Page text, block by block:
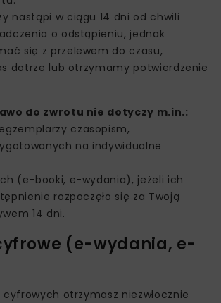
nastąpi w ciągu 14 dni od chwili
o odstąpieniu, jednak
się z przelewem do czasu,
dotrze lub otrzymamy potwierdzenie
do zwrotu nie dotyczy m.in.:
czasopism,
na indywidualne
(e-booki, e-wydania), jeżeli ich
rozpoczęło się za Twoją
14 dni.
(e-wydania, e-
otrzymasz niezwłocznie